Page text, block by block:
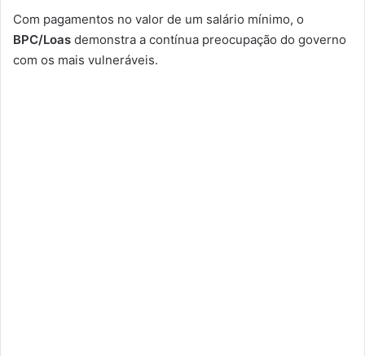
Com pagamentos no valor de um salário mínimo, o
BPC/Loas demonstra a contínua preocupação do governo
com os mais vulneráveis.